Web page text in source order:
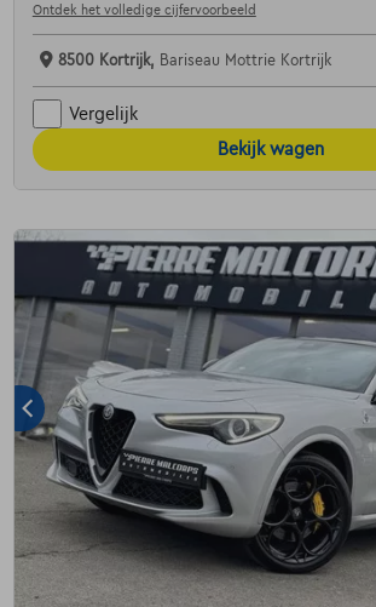
Ontdek het volledige cijfervoorbeeld
8500 Kortrijk, Bariseau Mottrie Kortrijk
Vergelijk
Bekijk wagen